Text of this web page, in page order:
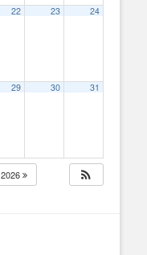
22 23 24
29 30 31
2026